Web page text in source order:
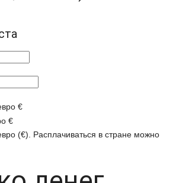
€
(€). Расплачиваться в стране можно